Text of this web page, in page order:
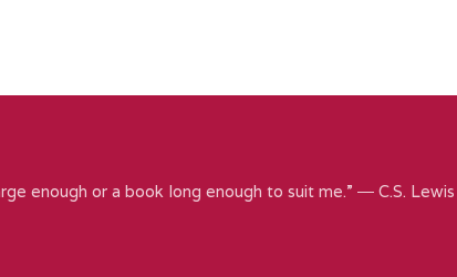
enough or a book long enough to suit me.” ― C.S. Lewis